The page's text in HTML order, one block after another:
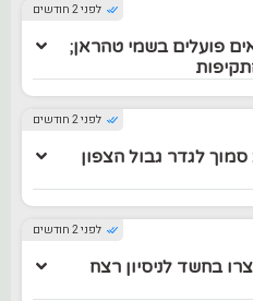
לפני 2 חודשים
פועלים בשמי טהראן;
לפני 2 חודשים
לגדר גבול הצפון
לפני 2 חודשים
נעצרו בחשד לניסיון רצח